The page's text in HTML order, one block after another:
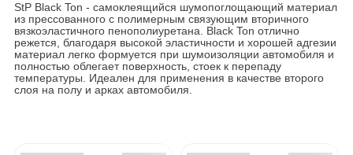
StP Black Ton - самоклеящийся шумопоглощающий материал
из прессованного с полимерным связующим вторичного
вязкоэластичного пенополиуретана. Black Ton отлично
режется, благодаря высокой эластичности и хорошей адгезии
материал легко формуется при шумоизоляции автомобиля и
полностью облегает поверхность, стоек к перепаду
температуры. Идеален для применения в качестве второго
слоя на полу и арках автомобиля.